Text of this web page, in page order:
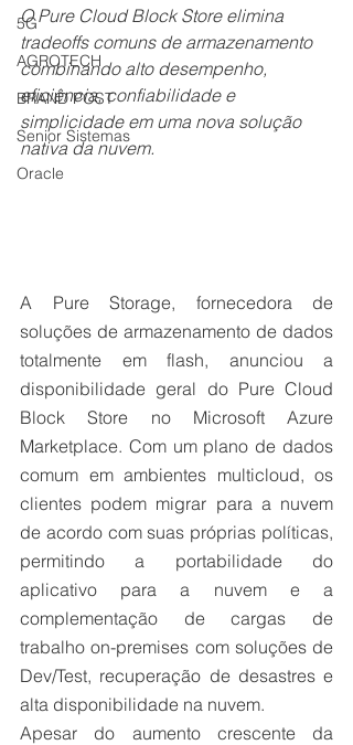
5G
AGROTECH
BRAND POST
Senior Sistemas
Oracle
O Pure Cloud Block Store elimina
tradeoffs comuns de armazenamento
combinando alto desempenho,
eficiência, confiabilidade e
simplicidade em uma nova solução
nativa da nuvem.
A Pure Storage, fornecedora de
soluções de armazenamento de dados
totalmente em flash, anunciou a
disponibilidade geral do Pure Cloud
Block Store no Microsoft Azure
Marketplace. Com um plano de dados
comum em ambientes multicloud, os
clientes podem migrar para a nuvem
de acordo com suas próprias políticas,
permitindo a portabilidade do
aplicativo para a nuvem e a
complementação de cargas de
trabalho on-premises com soluções de
Dev/Test, recuperação de desastres e
alta disponibilidade na nuvem.
Apesar do aumento crescente da